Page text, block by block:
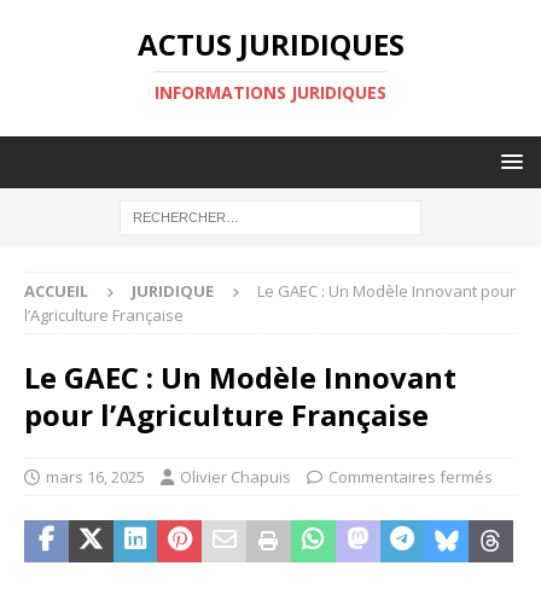
ACTUS JURIDIQUES
INFORMATIONS JURIDIQUES
ACCUEIL JURIDIQUE
Le GAEC : Un Modèle Innovant pour
l’Agriculture Française
Le GAEC : Un Modèle Innovant
pour l’Agriculture Française
mars 16, 2025 Olivier Chapuis Commentaires fermés